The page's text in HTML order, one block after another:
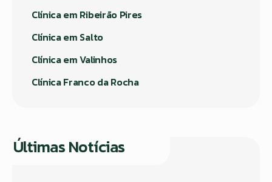
Clínica em Ribeirão Pires
Clínica em Salto
Clínica em Valinhos
Clínica Franco da Rocha
Últimas Notícias